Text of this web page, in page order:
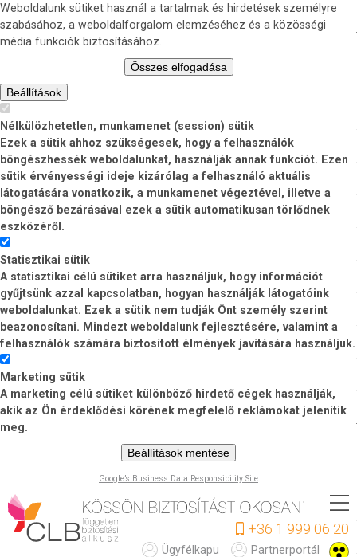
Weboldalunk sütiket használ a tartalmak és hirdetések személyre
szabásához, a weboldalforgalom elemzéséhez és a közösségi
média funkciók biztosításához.
Összes elfogadása
Beállítások
Nélkülözhetetlen, munkamenet (session) sütik
Ezek a sütik ahhoz szükségesek, hogy a felhasználók
böngészhessék weboldalunkat, használják annak funkciót. Ezen
sütik érvényességi ideje kizárólag a felhasználó aktuális
látogatására vonatkozik, a munkamenet végeztével, illetve a
böngésző bezárásával ezek a sütik automatikusan törlődnek
eszközéről.
Statisztikai sütik
A statisztikai célú sütiket arra használjuk, hogy információt
gyűjtsünk azzal kapcsolatban, hogyan használják látogatóink
weboldalunkat. Ezek a sütik nem tudják Önt személy szerint
beazonosítani. Mindezt weboldalunk fejlesztésére, valamint a
felhasználók számára biztosított élmények javítására használjuk.
Marketing sütik
A marketing célú sütiket különböző hirdető cégek használják,
akik az Ön érdeklődési körének megfelelő reklámokat jelenítik
meg.
Beállítások mentése
Google’s Business Data Responsibility Site
Ugrás
a
tartalomra
+36 1 999 06 20
Partnerportál
Ügyfélkapu